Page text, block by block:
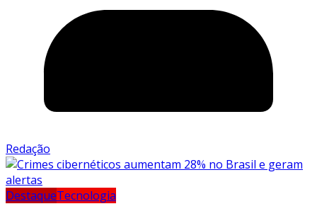
Redação
DestaqueTecnologia